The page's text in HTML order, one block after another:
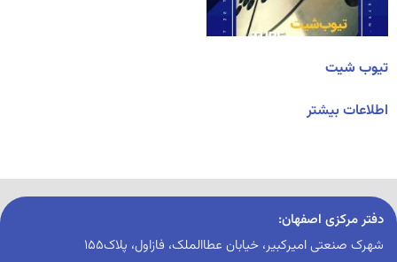
تیوب شیت
اطلاعات بیشتر
دفتر مرکزی اصفهان:
شهرک صنعتی امیرکبیر، خیابان عطاالملک، فازاول، پلاک155